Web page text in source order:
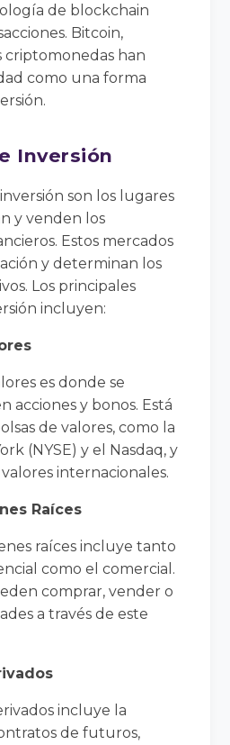
de blockchain
Bitcoin,
criptomonedas han
como una forma
Inversión
son los lugares
y venden los
Estos mercados
y determinan los
Los principales
incluyen:
es donde se
acciones y bonos. Está
de valores, como la
(NYSE) y el Nasdaq, y
internacionales.
Raíces
raíces incluye tanto
como el comercial.
comprar, vender o
a través de este
incluye la
de futuros,